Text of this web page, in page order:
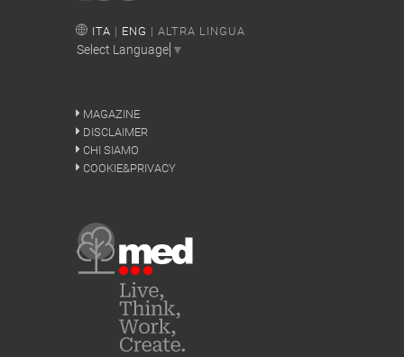
ITA | ENG | ALTRA LINGUA
Select Language ▼
MAGAZINE
DISCLAIMER
CHI SIAMO
COOKIE&PRIVACY